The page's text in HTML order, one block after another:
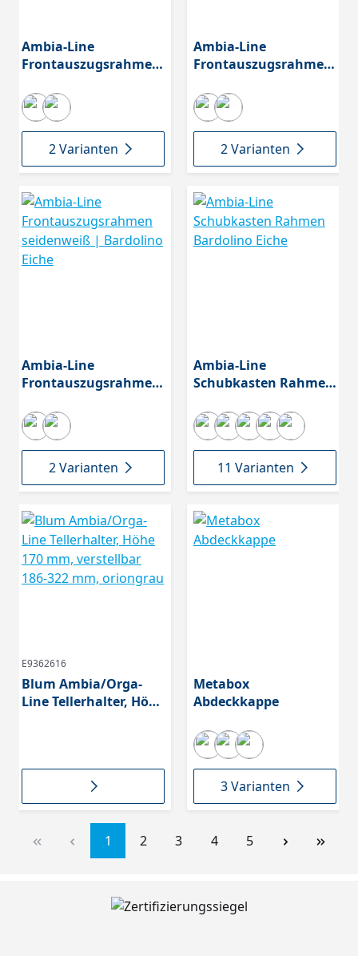
Ambia-Line
Frontauszugsrahmen
Eiche
2 Varianten
Ambia-Line
Frontauszugsrahmen
2 Varianten
Ambia-Line
Frontauszugsrahmen
Bardolino Eiche
2 Varianten
Ambia-Line
Schubkasten Rahmen
11 Varianten
E9362616
Blum Ambia/Orga-
Line Tellerhalter, Höhe
Metabox
Abdeckkappe
3 Varianten
1 2 3 4 5